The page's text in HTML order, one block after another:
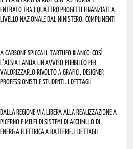
entrato tra i quattro progetti finanziati a
livello nazionale dal Ministero. Complimenti
A Carbone spicca il tartufo bianco: così
l’Alsia lancia un avviso pubblico per
valorizzarlo rivolto a grafici, designer
professionisti e studenti. I dettagli
Dalla Regione via libera alla realizzazione a
Picerno e Melfi di sistemi di accumulo di
energia elettrica a batterie. I dettagli